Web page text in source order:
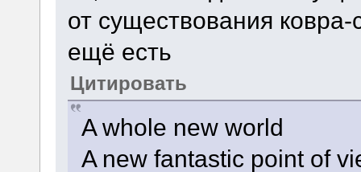
от существования
ещё есть
Цитировать
A whole new world
A new fantastic point of